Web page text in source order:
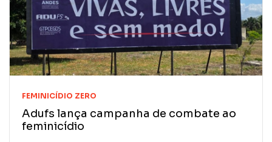
FEMINICÍDIO ZERO
Adufs lança campanha de combate ao
feminicídio